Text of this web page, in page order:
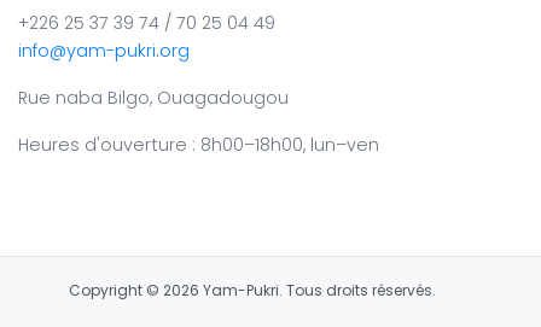
+226 25 37 39 74 / 70 25 04 49
info@yam-pukri.org
Rue naba Bilgo, Ouagadougou
Heures d'ouverture : 8h00–18h00, lun–ven
Copyright © 2026 Yam-Pukri. Tous droits réservés.